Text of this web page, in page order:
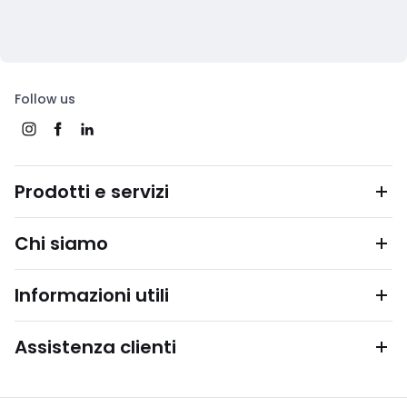
Follow us
Prodotti e servizi
Chi siamo
Informazioni utili
Assistenza clienti